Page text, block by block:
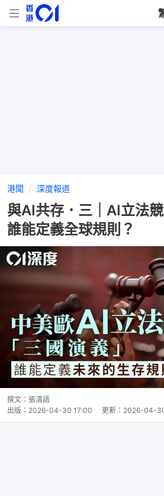
港聞 深度報道
與AI共存．三｜AI立法
誰能定義全球規則？
撰文： 張清語
出版： 2026-04-30 17:00 更新： 2026-04-